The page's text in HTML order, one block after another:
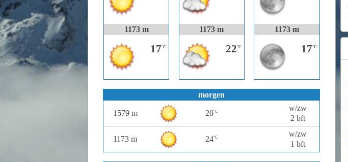
1173 m
17°C
1173 m
22°C
1173 m
17°C
morgen
1579 m 20°C
w/zw
2 bft
1173 m 24°C
w/zw
1 bft